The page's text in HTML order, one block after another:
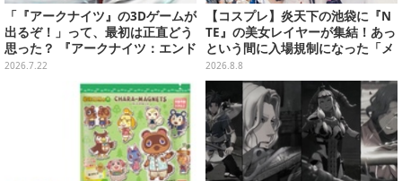
「『アークナイツ』の3Dゲームが
出るぞ！」って、最初は正直どう
思った？ 『アークナイツ：エンド
フィールド』リリース半年を機
に、4人のインフルエンサーに聞
いてみたーシリーズを“奥深く”ま
で追ってきたからこその視点【座
2026.7.22
【コスプレ】炎天下の池袋に『N
TE』の美女レイヤーが集結！あっ
という間に入場規制になった「メ
ェメェ村の大冒険」をレポート
【写真28枚】
2026.8.8